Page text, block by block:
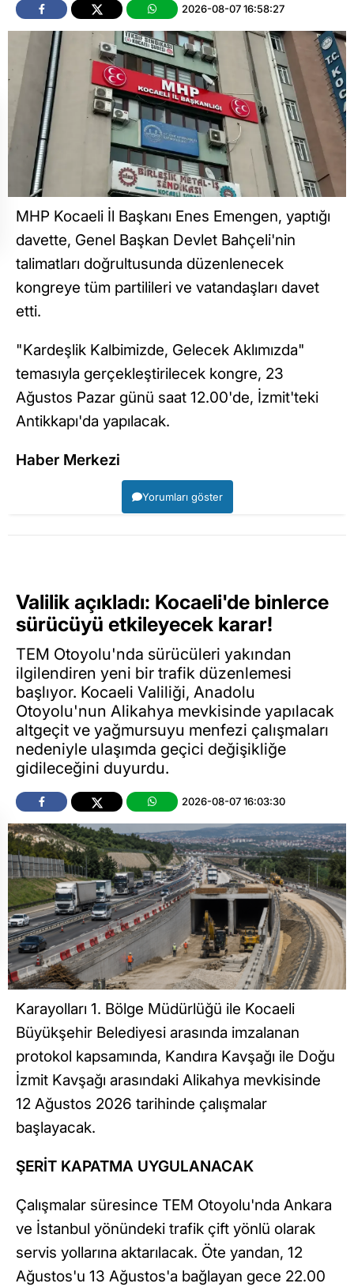
2026-08-07 16:58:27
MHP Kocaeli İl Başkanı Enes Emengen, yaptığı
davette, Genel Başkan Devlet Bahçeli'nin
talimatları doğrultusunda düzenlenecek
kongreye tüm partilileri ve vatandaşları davet
etti.
"Kardeşlik Kalbimizde, Gelecek Aklımızda"
temasıyla gerçekleştirilecek kongre, 23
Ağustos Pazar günü saat 12.00'de, İzmit'teki
Antikkapı'da yapılacak.
Haber Merkezi
Yorumları göster
Valilik açıkladı: Kocaeli'de binlerce
sürücüyü etkileyecek karar!
TEM Otoyolu'nda sürücüleri yakından
ilgilendiren yeni bir trafik düzenlemesi
başlıyor. Kocaeli Valiliği, Anadolu
Otoyolu'nun Alikahya mevkisinde yapılacak
altgeçit ve yağmursuyu menfezi çalışmaları
nedeniyle ulaşımda geçici değişikliğe
gidileceğini duyurdu.
2026-08-07 16:03:30
Karayolları 1. Bölge Müdürlüğü ile Kocaeli
Büyükşehir Belediyesi arasında imzalanan
protokol kapsamında, Kandıra Kavşağı ile Doğu
İzmit Kavşağı arasındaki Alikahya mevkisinde
12 Ağustos 2026 tarihinde çalışmalar
başlayacak.
ŞERİT KAPATMA UYGULANACAK
Çalışmalar süresince TEM Otoyolu'nda Ankara
ve İstanbul yönündeki trafik çift yönlü olarak
servis yollarına aktarılacak. Öte yandan, 12
Ağustos'u 13 Ağustos'a bağlayan gece 22.00